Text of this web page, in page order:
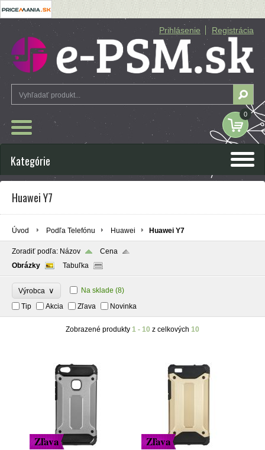
Prihlásenie Registrácia
0
Kategórie
Huawei Y7
Úvod Podľa Telefónu Huawei Huawei Y7
Zoradiť podľa: Názov
Cena
Obrázky
Tabuľka
Výrobca ∨ Na sklade (8)
Tip
Akcia Zľava Novinka
Zobrazené produkty 1 - 10 z celkových 10
Zľava Zľava